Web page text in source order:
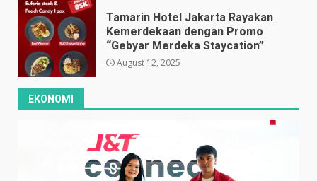
Tamarin Hotel Jakarta Rayakan
Kemerdekaan dengan Promo
“Gebyar Merdeka Staycation”
August 12, 2025
EKONOMI